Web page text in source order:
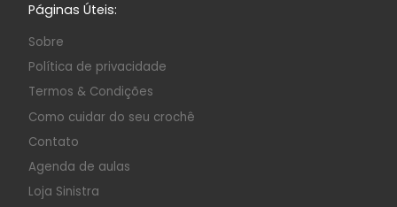
Páginas Úteis:
Sobre
Política de privacidade
Termos & Condições
Como cuidar do seu crochê
Contato
Agenda de aulas
Loja Sinistra